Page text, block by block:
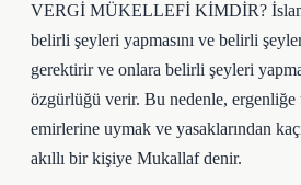
VERGİ MÜKELLEFİ KİMDİR?
belirli şeyleri yapmasını ve belirli
gerektirir ve onlara belirli şeyleri
özgürlüğü verir. Bu nedenle, ergenliğe
emirlerine uymak ve yasaklarından
akıllı bir kişiye Mukallaf denir.